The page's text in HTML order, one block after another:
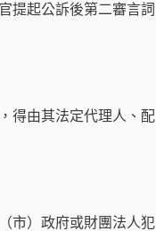
提起公訴後第二審言詞
得由其法定代理人、配
市）政府或財團法人犯